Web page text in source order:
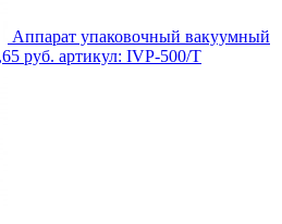
Аппарат упаковочный вакуумный
руб. артикул: IVP-500/T